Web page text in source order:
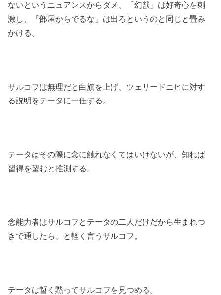
ないというニュアンスからダメ、「幻獣」は好奇心を刺
激し、「部屋からでるな」は出ろというのと同じと畳み
かける。
サルコフは無理だと白旗を上げ、ツェリードニヒに対す
る説明をテータに一任する。
テータはその際に念に触れなくてはいけないが、知れば
習得を望むと推測する。
念能力者はサルコフとテータの二人だけだから生まれつ
きで通したら、と軽く言うサルコフ。
テータは暫く黙ってサルコフを見つめる。